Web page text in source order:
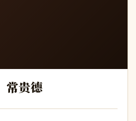
常贵德